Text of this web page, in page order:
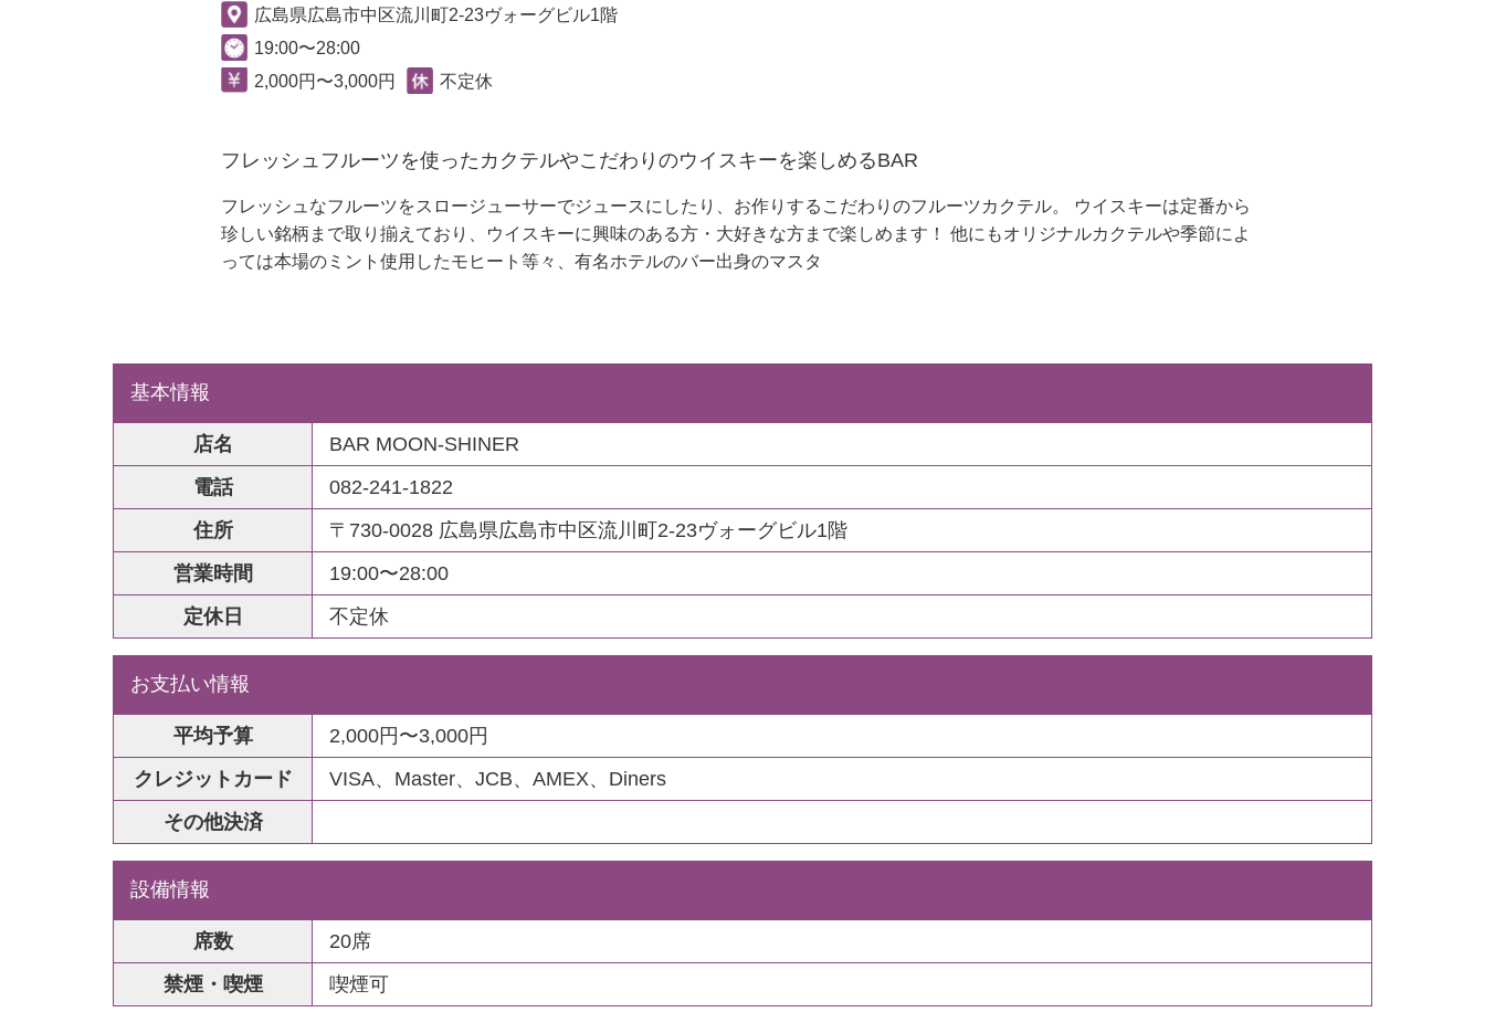
広島県広島市中区流川町2-23ヴォーグビル1階
19:00〜28:00
2,000円〜3,000円
不定休
フレッシュフルーツを使ったカクテルやこだわりのウイスキーを楽しめるBAR
フレッシュなフルーツをスロージューサーでジュースにしたり、お作りするこだわりのフルーツカクテル。 ウイスキーは定番から
珍しい銘柄まで取り揃えており、ウイスキーに興味のある方・大好きな方まで楽しめます！ 他にもオリジナルカクテルや季節によ
っては本場のミント使用したモヒート等々、有名ホテルのバー出身のマスタ
基本情報
店名
BAR MOON-SHINER
電話
082-241-1822
住所
〒730-0028 広島県広島市中区流川町2-23ヴォーグビル1階
営業時間
19:00〜28:00
定休日
不定休
お支払い情報
平均予算
2,000円〜3,000円
クレジットカード
VISA、Master、JCB、AMEX、Diners
その他決済
設備情報
席数
20席
禁煙・喫煙
喫煙可